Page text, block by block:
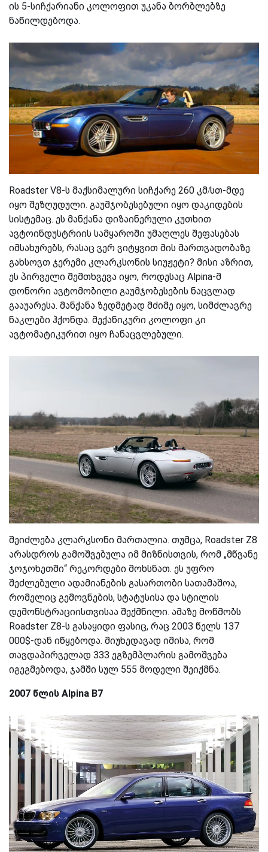
ის 5-სიჩქარიანი კოლოფით უკანა ბორბლებზე
ნაწილდებოდა.
Roadster V8-ს მაქსიმალური სიჩქარე 260 კმ/სთ-მდე
იყო შეზღუდული. გაუმჯობესებული იყო დაკიდების
სისტემაც. ეს მანქანა დიზაინერული კუთხით
ავტოინდუსტრიის სამყაროში უმაღლეს შეფასებას
იმსახურებს, რასაც ვერ ვიტყვით მის მართვადობაზე.
გახსოვთ ჯერემი კლარკსონის სიუჟეტი? მისი აზრით,
ეს პირველი შემთხვევა იყო, როდესაც Alpina-მ
დონორი ავტომობილი გაუმჯობესების ნაცვლად
გააუარესა. მანქანა ზედმეტად მძიმე იყო, სიმძლავრე
ნაკლები ჰქონდა. მექანიკური კოლოფი კი
ავტომატიკურით იყო ჩანაცვლებული.
შეიძლება კლარკსონი მართალია. თუმცა, Roadster Z8
არასდროს გამოშვებულა იმ მიზნისთვის, რომ „მწვანე
ჯოჯოხეთში“ რეკორდები მოხსნათ. ეს უფრო
შეძლებული ადამიანების გასართობი სათამაშოა,
რომელიც გემოვნების, სტატუსისა და სტილის
დემონსტრაციისთვისაა შექმნილი. ამაზე მოწმობს
Roadster Z8-ს გასაყიდი ფასიც, რაც 2003 წელს 137
000$-დან იწყებოდა. მიუხედავად იმისა, რომ
თავდაპირველად 333 ეგზემპლარის გამოშვება
იგეგმებოდა, ჯამში სულ 555 მოდელი შეიქმნა.
2007 წლის Alpina B7